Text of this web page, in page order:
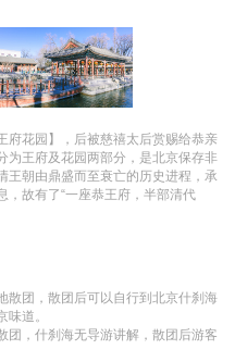
府花园】，后被慈禧太后赏赐给恭亲
为王府及花园两部分，是北京保存非
王朝由鼎盛而至衰亡的历史进程，承
，故有了“一座恭王府，半部清代
散团，散团后可以自行到北京什刹海
道。
团，什刹海无导游讲解，散团后游客